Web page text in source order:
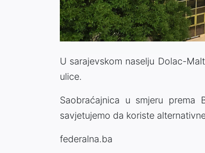
U sarajevskom naselju Dolac-
ulice.
Saobraćajnica u smjeru prema
savjetujemo da koriste
federalna.ba